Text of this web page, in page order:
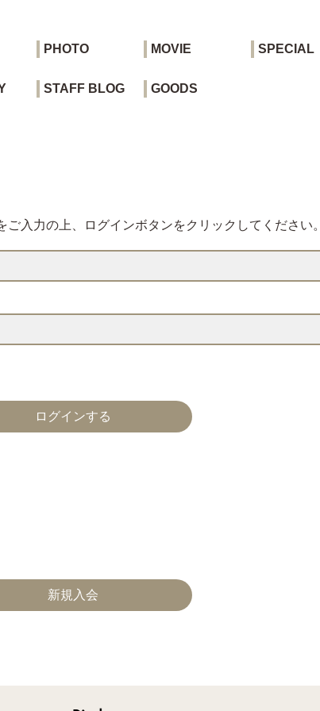
PHOTO MOVIE SPECIAL
STAFF BLOG GOODS
入力の上、ログインボタンをクリックしてください。
新規入会